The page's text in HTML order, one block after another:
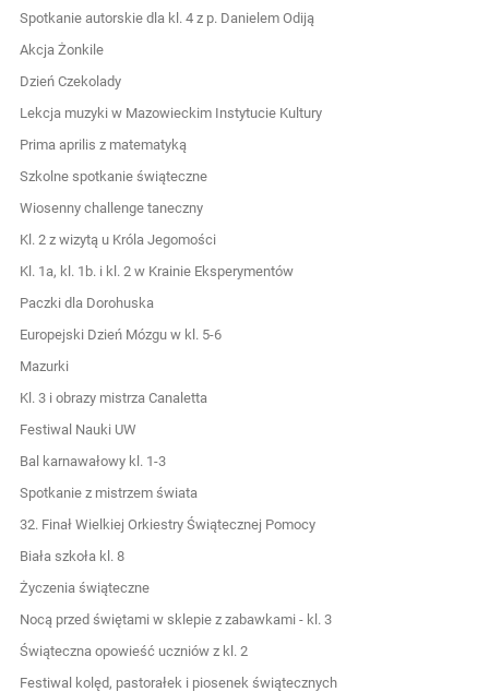
Spotkanie autorskie dla kl. 4 z p. Danielem Odiją
Akcja Żonkile
Dzień Czekolady
Lekcja muzyki w Mazowieckim Instytucie Kultury
Prima aprilis z matematyką
Szkolne spotkanie świąteczne
Wiosenny challenge taneczny
Kl. 2 z wizytą u Króla Jegomości
Kl. 1a, kl. 1b. i kl. 2 w Krainie Eksperymentów
Paczki dla Dorohuska
Europejski Dzień Mózgu w kl. 5-6
Mazurki
Kl. 3 i obrazy mistrza Canaletta
Festiwal Nauki UW
Bal karnawałowy kl. 1-3
Spotkanie z mistrzem świata
32. Finał Wielkiej Orkiestry Świątecznej Pomocy
Biała szkoła kl. 8
Życzenia świąteczne
Nocą przed świętami w sklepie z zabawkami - kl. 3
Świąteczna opowieść uczniów z kl. 2
Festiwal kolęd, pastorałek i piosenek świątecznych